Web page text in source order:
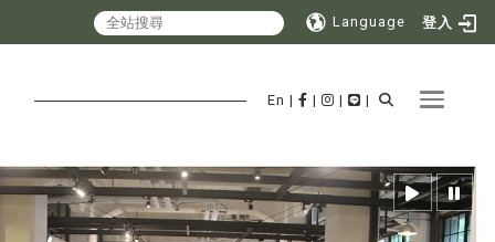
Language 登入
Toggle
En | | | |